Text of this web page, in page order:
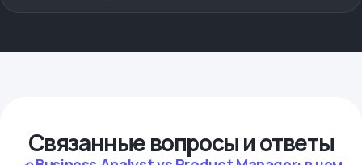
Связанные вопросы и ответы